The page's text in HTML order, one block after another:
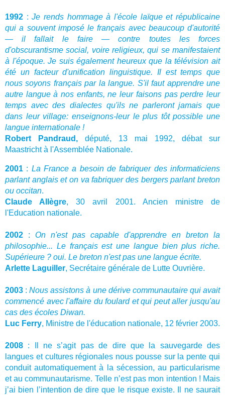
1992 :Je rends hommage à l'école laïque et républicaine
qui a souvent imposé le français avec beaucoup d'autorité
— il fallait le faire — contre toutes les forces
d'obscurantisme social, voire religieux, qui se manifestaient
à l'époque. Je suis également heureux que la télévision ait
été un facteur d'unification linguistique. Il est temps que
nous soyons français par la langue. S'il faut apprendre une
autre langue à nos enfants, ne leur faisons pas perdre leur
temps avec des dialectes qu'ils ne parleront jamais que
dans leur village: enseignons-leur le plus tôt possible une
langue internationale !
Robert Pandraud, député, 13 mai 1992, débat sur
Maastricht à l'Assemblée Nationale.
2001 : La France a besoin de fabriquer des informaticiens
parlant anglais et on va fabriquer des bergers parlant breton
ou occitan.
Claude Allègre, 30 avril 2001. Ancien ministre de
l'Education nationale.
2002 : On n'est pas capable d'apprendre en breton la
philosophie... Le français est une langue bien plus riche.
Supérieure ? oui. Le breton n'est pas une langue écrite.
Arlette Laguiller, Secrétaire générale de Lutte Ouvrière.
2003 :Nous assistons à une dérive communautaire qui avait
commencé avec l'affaire du foulard et qui peut aller jusqu'au
cas des écoles Diwan.
Luc Ferry, Ministre de l'éducation nationale, 12 février 2003.
2008 : Il ne s’agit pas de dire que la sauvegarde des
langues et cultures régionales nous pousse sur la pente qui
conduit automatiquement à la sécession, au particularisme
et au communautarisme. Telle n’est pas mon intention ! Mais
j’ai bien l’intention de dire que le risque existe. Il ne saurait